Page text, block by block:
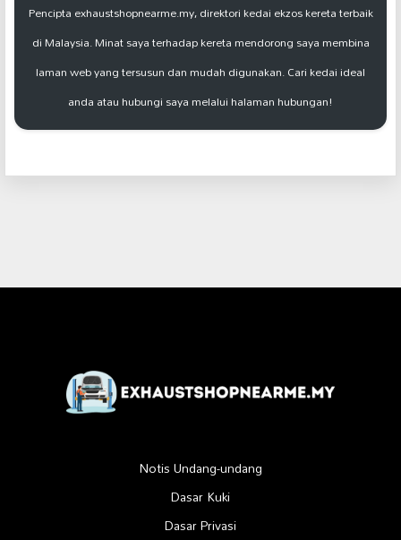
Pencipta exhaustshopnearme.my, direktori kedai ekzos kereta terbaik
di Malaysia. Minat saya terhadap kereta mendorong saya membina
laman web yang tersusun dan mudah digunakan. Cari kedai ideal
anda atau hubungi saya melalui halaman hubungan!
Notis Undang-undang
Dasar Kuki
Dasar Privasi